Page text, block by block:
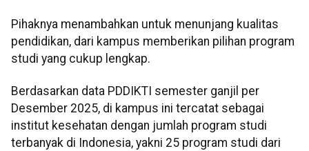
Pihaknya menambahkan untuk menunjang kualitas
pendidikan, dari kampus memberikan pilihan program
studi yang cukup lengkap.
Berdasarkan data PDDIKTI semester ganjil per
Desember 2025, di kampus ini tercatat sebagai
institut kesehatan dengan jumlah program studi
terbanyak di Indonesia, yakni 25 program studi dari